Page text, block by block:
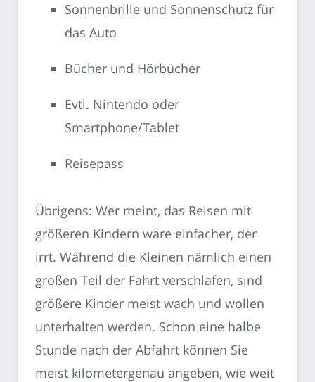
Sonnenbrille und Sonnenschutz für
das Auto
Bücher und Hörbücher
Evtl. Nintendo oder
Smartphone/Tablet
Reisepass
Übrigens: Wer meint, das Reisen mit
größeren Kindern wäre einfacher, der
irrt. Während die Kleinen nämlich einen
großen Teil der Fahrt verschlafen, sind
größere Kinder meist wach und wollen
unterhalten werden. Schon eine halbe
Stunde nach der Abfahrt können Sie
meist kilometergenau angeben, wie weit